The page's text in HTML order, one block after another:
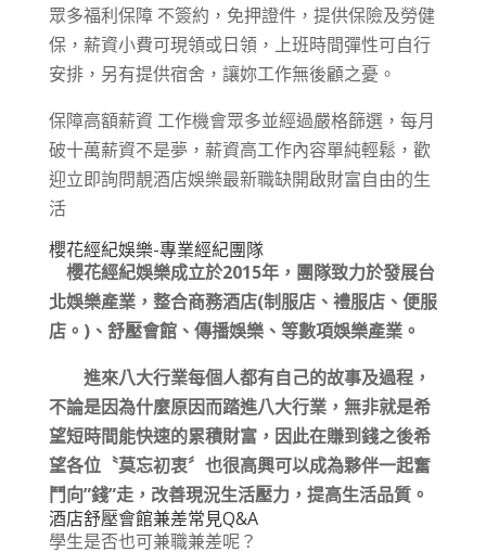
眾多福利保障 不簽約，免押證件，提供保險及勞健
保，薪資小費可現領或日領，上班時間彈性可自行
安排，另有提供宿舍，讓妳工作無後顧之憂。
保障高額薪資 工作機會眾多並經過嚴格篩選，每月
破十萬薪資不是夢，薪資高工作內容單純輕鬆，歡
迎立即詢問靚酒店娛樂最新職缺開啟財富自由的生
活
櫻花經紀娛樂-專業經紀團隊
櫻花經紀娛樂成立於2015年，團隊致力於發展台
北娛樂產業，整合商務酒店(制服店、禮服店、便服
店。)、舒壓會館、傳播娛樂、等數項娛樂產業。
進來八大行業每個人都有自己的故事及過程，
不論是因為什麼原因而踏進八大行業，無非就是希
望短時間能快速的累積財富，因此在賺到錢之後希
望各位〝莫忘初衷〞也很高興可以成為夥伴一起奮
鬥向”錢”走，改善現況生活壓力，提高生活品質。
酒店舒壓會館兼差常見Q&A
學生是否也可兼職兼差呢？